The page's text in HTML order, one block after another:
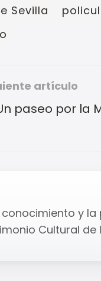
Sevilla
artículo
paseo por la
y la
Cultural de